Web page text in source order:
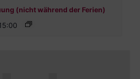
(nicht während der Ferien)